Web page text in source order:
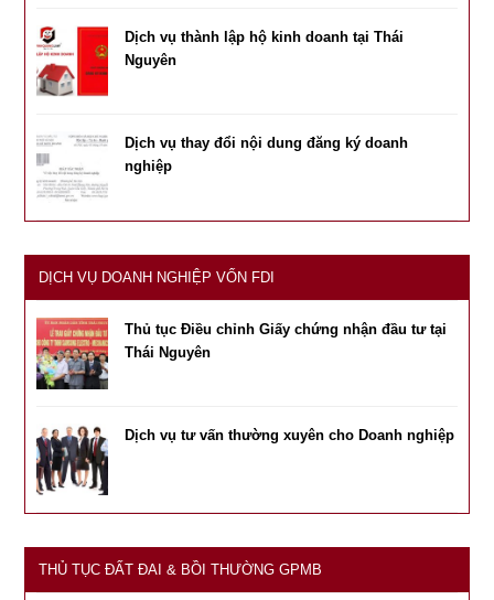
Dịch vụ thành lập hộ kinh doanh tại Thái
Nguyên
Dịch vụ thay đổi nội dung đăng ký doanh
nghiệp
DỊCH VỤ DOANH NGHIỆP VỐN FDI
Thủ tục Điều chỉnh Giấy chứng nhận đầu tư tại
Thái Nguyên
Dịch vụ tư vấn thường xuyên cho Doanh nghiệp
THỦ TỤC ĐẤT ĐAI & BỒI THƯỜNG GPMB